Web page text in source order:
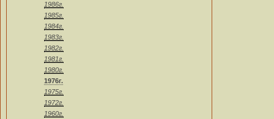
1986г.
1985г.
1984г.
1983г.
1982г.
1981г.
1980г.
1976г.
1975г.
1972г.
1960г.